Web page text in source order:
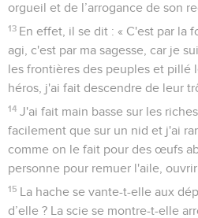
orgueil et de l’arrogance de son
13 En effet, il se dit : « C'est par la
agi, c'est par ma sagesse, car je
les frontières des peuples et pillé
héros, j'ai fait descendre de leur
14 J'ai fait main basse sur les
facilement que sur un nid et j'ai
comme on le fait pour des œufs
personne pour remuer l'aile,
15 La hache se vante-t-elle aux
d’elle ? La scie se montre-t-elle